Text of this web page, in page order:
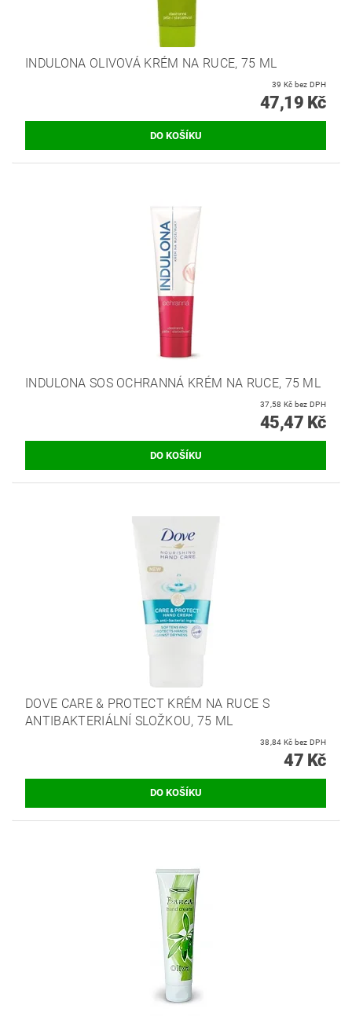
INDULONA OLIVOVÁ KRÉM NA RUCE, 75 ML
39 Kč bez DPH
47,19 Kč
INDULONA SOS OCHRANNÁ KRÉM NA RUCE, 75 ML
37,58 Kč bez DPH
45,47 Kč
DOVE CARE & PROTECT KRÉM NA RUCE S
ANTIBAKTERIÁLNÍ SLOŽKOU, 75 ML
38,84 Kč bez DPH
47 Kč